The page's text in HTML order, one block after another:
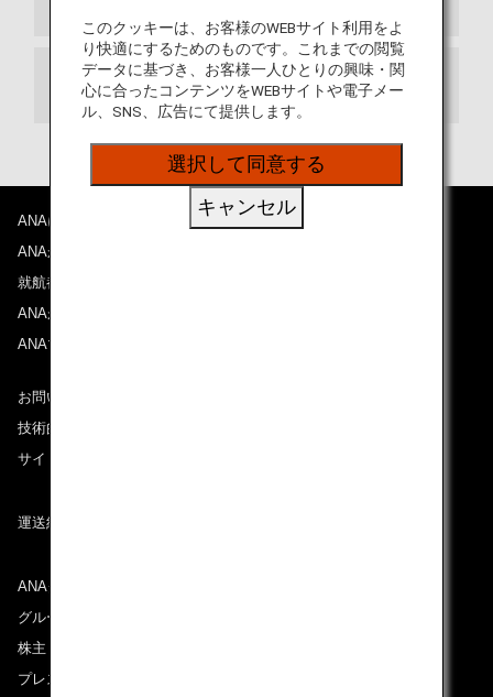
乗り継ぎ
ANAについて
ANAからのお知らせ
就航都市
ANAがお約束する体験
ANAマイレージクラブ
お問い合わせ
技術的なお問い合わせ（推奨環境）
サイトマップ
運送約款
ANAグループについて
グループ企業一覧
株主・投資家情報
プレスリリース
このクッキーは、お客様のWEBサイト利用をよ
り快適にするためのものです。これまでの閲覧
データに基づき、お客様一人ひとりの興味・関
心に合ったコンテンツをWEBサイトや電子メー
ル、SNS、広告にて提供します。
選択して同意する
キャンセル